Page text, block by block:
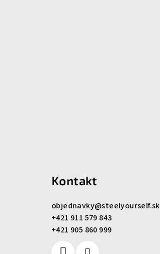
Kontakt
objednavky@steelyourself.sk
+421 911 579 843
+421 905 860 999